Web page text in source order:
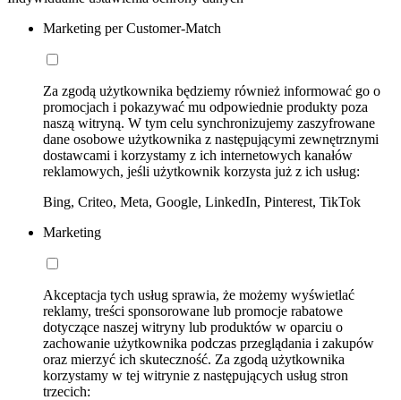
Marketing per Customer-Match
Za zgodą użytkownika będziemy również informować go o
promocjach i pokazywać mu odpowiednie produkty poza
naszą witryną. W tym celu synchronizujemy zaszyfrowane
dane osobowe użytkownika z następującymi zewnętrznymi
dostawcami i korzystamy z ich internetowych kanałów
reklamowych, jeśli użytkownik korzysta już z ich usług:
Bing, Criteo, Meta, Google, LinkedIn, Pinterest, TikTok
Marketing
Akceptacja tych usług sprawia, że możemy wyświetlać
reklamy, treści sponsorowane lub promocje rabatowe
dotyczące naszej witryny lub produktów w oparciu o
zachowanie użytkownika podczas przeglądania i zakupów
oraz mierzyć ich skuteczność. Za zgodą użytkownika
korzystamy w tej witrynie z następujących usług stron
trzecich: